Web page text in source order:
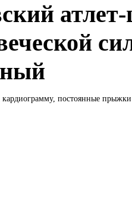
постоянные